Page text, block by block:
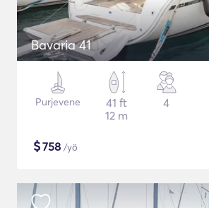
Bavaria 41
Purjevene
41 ft
12 m
4
$758 /yö